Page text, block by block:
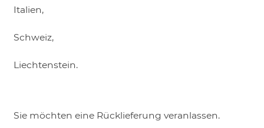
Italien,
Schweiz,
Liechtenstein.
Sie möchten eine Rücklieferung veranlassen.